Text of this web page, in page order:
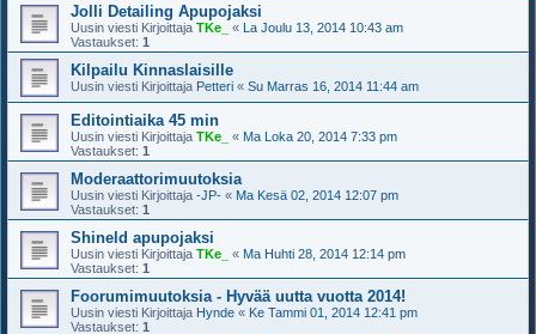
Jolli Detailing Apupojaksi
Uusin viesti Kirjoittaja TKe_ « La Joulu 13, 2014 10:43 am
Vastaukset: 1
Kilpailu Kinnaslaisille
Uusin viesti Kirjoittaja Petteri « Su Marras 16, 2014 11:44 am
Editointiaika 45 min
Uusin viesti Kirjoittaja TKe_ « Ma Loka 20, 2014 7:33 pm
Vastaukset: 1
Moderaattorimuutoksia
Uusin viesti Kirjoittaja -JP- « Ma Kesä 02, 2014 12:07 pm
Vastaukset: 1
Shineld apupojaksi
Uusin viesti Kirjoittaja TKe_ « Ma Huhti 28, 2014 12:14 pm
Vastaukset: 1
Foorumimuutoksia - Hyvää uutta vuotta 2014!
Uusin viesti Kirjoittaja Hynde « Ke Tammi 01, 2014 12:41 pm
Vastaukset: 1